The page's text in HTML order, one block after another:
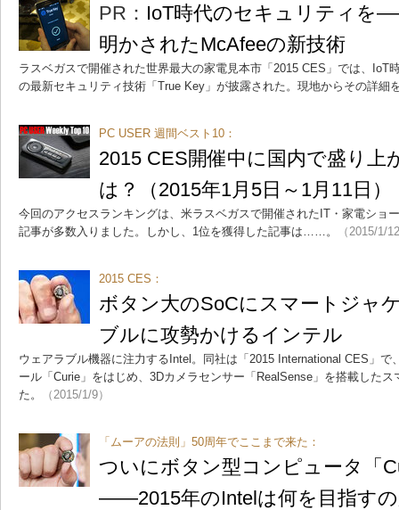
PR： IoT時代のセキュリティを
明かされたMcAfeeの新技術
ラスベガスで開催された世界最大の家電見本市「2015 CES」では、IoT
の最新セキュリティ技術「True Key」が披露された。現地からその詳細
PC USER 週間ベスト10：
2015 CES開催中に国内で盛り上
は？（2015年1月5日～1月11日）
今回のアクセスランキングは、米ラスベガスで開催されたIT・家電ショ
記事が多数入りました。しかし、1位を獲得した記事は……。
（2015/1/
2015 CES：
ボタン大のSoCにスマートジ
ブルに攻勢かけるインテル
ウェアラブル機器に注力するIntel。同社は「2015 International CES」で
ール「Curie」をはじめ、3Dカメラセンサー「RealSense」を搭載した
た。
（2015/1/9）
「ムーアの法則」50周年でここまで来た：
ついにボタン型コンピュータ「
――2015年のIntelは何を目指す